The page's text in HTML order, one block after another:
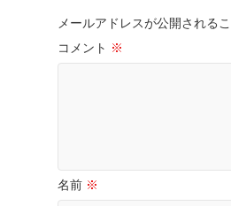
メールアドレスが公開される
コメント ※
名前 ※